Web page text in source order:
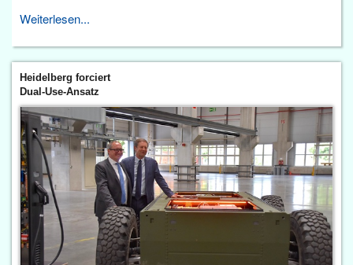
Weiterlesen...
Heidelberg forciert
Dual-Use-Ansatz